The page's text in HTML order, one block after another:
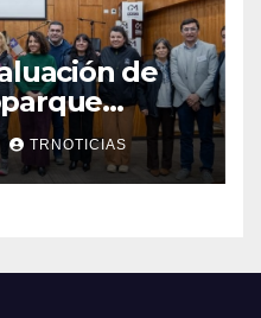
de
en el
TRNOTICIAS